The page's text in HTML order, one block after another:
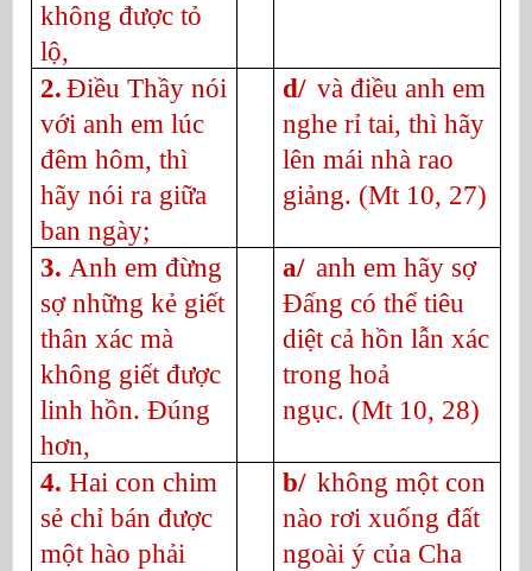
không được tỏ
lộ,
2. Điều Thầy nói
với anh em lúc
đêm hôm, thì
hãy nói ra giữa
ban ngày;
d/ và điều anh em
nghe rỉ tai, thì hãy
lên mái nhà rao
giảng. (Mt 10, 27)
3. Anh em đừng
sợ những kẻ giết
thân xác mà
không giết được
linh hồn. Đúng
hơn,
a/ anh em hãy sợ
Đấng có thể tiêu
diệt cả hồn lẫn xác
trong hoả
ngục. (Mt 10, 28)
4. Hai con chim
sẻ chỉ bán được
một hào phải
b/ không một con
nào rơi xuống đất
ngoài ý của Cha